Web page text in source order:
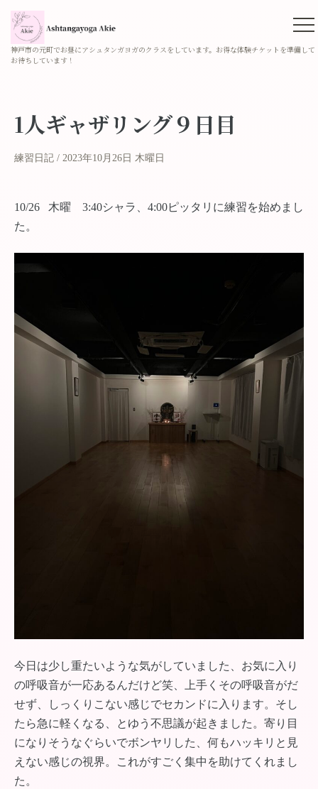
神戸市の元町でお昼にアシュタンガヨガのクラスをしています。お得な体験チケットを準備して
お待ちしています！
1人ギャザリング９日目
練習日記 2023年10月26日 木曜日
10/26 木曜 3:40シャラ、4:00ピッタリに練習を始めまし
た。
今日は少し重たいような気がしていました、お気に入り
の呼吸音が一応あるんだけど笑、上手くその呼吸音がだ
せず、しっくりこない感じでセカンドに入ります。そし
たら急に軽くなる、とゆう不思議が起きました。寄り目
になりそうなぐらいでボンヤリした、何もハッキリと見
えない感じの視界。これがすごく集中を助けてくれまし
た。